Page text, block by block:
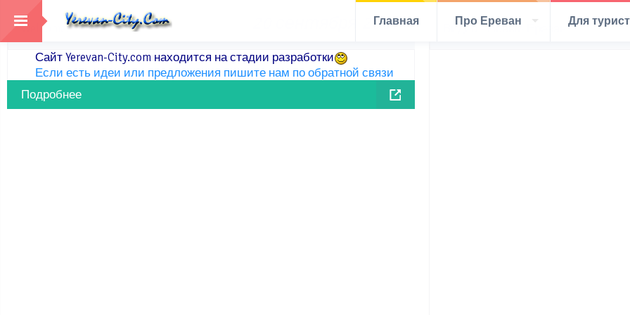
Главная Про Ереван Для
Welcome! 20 сентября 2007
Сайт Yerevan-City.com находится на стадии разработки
Если есть идеи или предложения пишите нам по обратной связи
Подробнее
Видео - Новый Ереван